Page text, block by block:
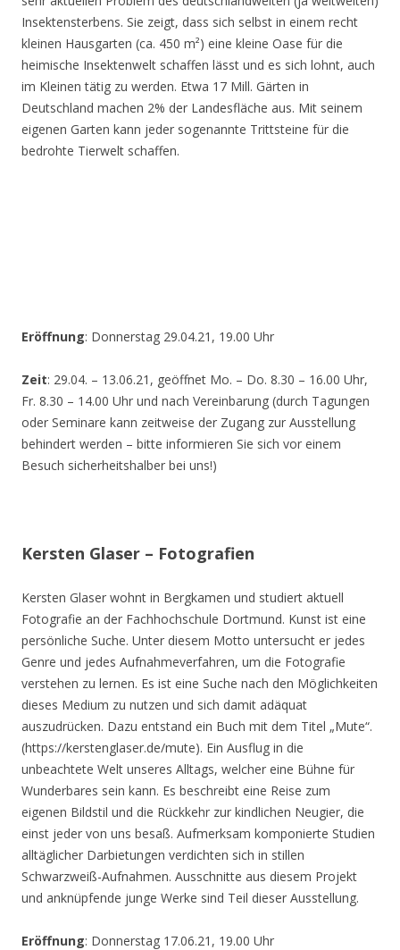
Insektensterbens. Sie zeigt, dass sich selbst in einem recht
kleinen Hausgarten (ca. 450 m²) eine kleine Oase für die
heimische Insektenwelt schaffen lässt und es sich lohnt, auch
im Kleinen tätig zu werden. Etwa 17 Mill. Gärten in
Deutschland machen 2% der Landesfläche aus. Mit seinem
eigenen Garten kann jeder sogenannte Trittsteine für die
bedrohte Tierwelt schaffen.
Eröffnung: Donnerstag 29.04.21, 19.00 Uhr
Zeit: 29.04. – 13.06.21, geöffnet Mo. – Do. 8.30 – 16.00 Uhr,
Fr. 8.30 – 14.00 Uhr und nach Vereinbarung (durch Tagungen
oder Seminare kann zeitweise der Zugang zur Ausstellung
behindert werden – bitte informieren Sie sich vor einem
Besuch sicherheitshalber bei uns!)
Kersten Glaser – Fotografien
Kersten Glaser wohnt in Bergkamen und studiert aktuell
Fotografie an der Fachhochschule Dortmund. Kunst ist eine
persönliche Suche. Unter diesem Motto untersucht er jedes
Genre und jedes Aufnahmeverfahren, um die Fotografie
verstehen zu lernen. Es ist eine Suche nach den Möglichkeiten
dieses Medium zu nutzen und sich damit adäquat
auszudrücken. Dazu entstand ein Buch mit dem Titel „Mute“.
(https://kerstenglaser.de/mute). Ein Ausflug in die
unbeachtete Welt unseres Alltags, welcher eine Bühne für
Wunderbares sein kann. Es beschreibt eine Reise zum
eigenen Bildstil und die Rückkehr zur kindlichen Neugier, die
einst jeder von uns besaß. Aufmerksam komponierte Studien
alltäglicher Darbietungen verdichten sich in stillen
Schwarzweiß-Aufnahmen. Ausschnitte aus diesem Projekt
und anknüpfende junge Werke sind Teil dieser Ausstellung.
Eröffnung: Donnerstag 17.06.21, 19.00 Uhr